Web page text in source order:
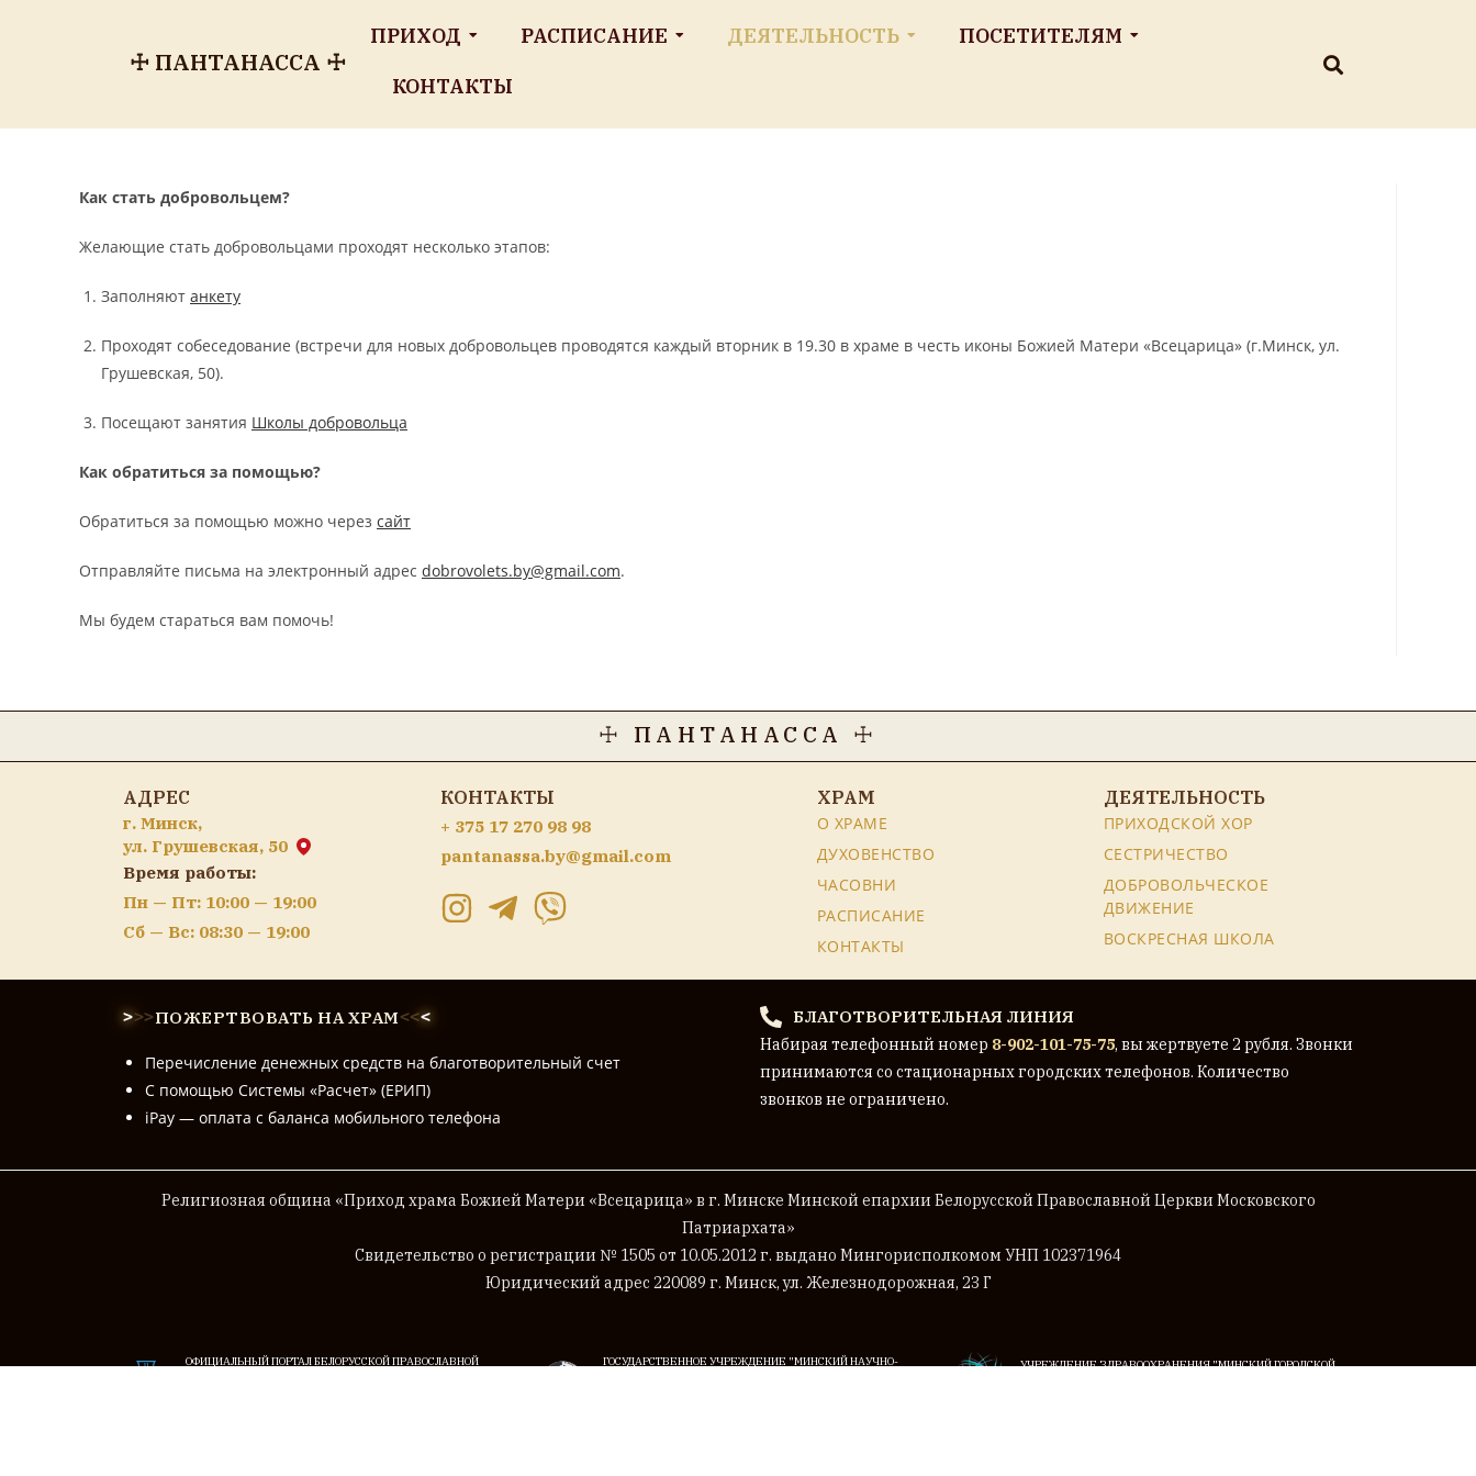
☩ ПАНТАНАССА ☩
ПРИХОД РАСПИСАНИЕ ДЕЯТЕЛЬНОСТЬ
ПОСЕТИТЕЛЯМ
КОНТАКТЫ
Как стать добровольцем?
Желающие стать добровольцами проходят несколько этапов:
Заполняют анкету
Проходят собеседование (встречи для новых добровольцев проводятся каждый вторник в 19.30 в храме в честь иконы Божией Матери «Всецарица» (г.Минск, ул.
Грушевская, 50).
Посещают занятия Школы добровольца
Как обратиться за помощью?
Обратиться за помощью можно через сайт
Отправляйте письма на электронный адрес dobrovolets.by@gmail.com.
Мы будем стараться вам помочь!
☩ ПАНТАНАССА ☩
АДРЕС
г. Минск,
ул. Грушевская, 50
Время работы:
Пн — Пт: 10:00 — 19:00
Сб — Вс: 08:30 — 19:00
КОНТАКТЫ
+ 375 17 270 98 98
pantanassa.by@gmail.com
ХРАМ
О ХРАМЕ
ДУХОВЕНСТВО
ЧАСОВНИ
РАСПИСАНИЕ
КОНТАКТЫ
ДЕЯТЕЛЬНОСТЬ
ПРИХОДСКОЙ ХОР
СЕСТРИЧЕСТВО
ДОБРОВОЛЬЧЕСКОЕ
ДВИЖЕНИЕ
ВОСКРЕСНАЯ ШКОЛА
>>>ПОЖЕРТВОВАТЬ НА ХРАМ<<<
Перечисление денежных средств на благотворительный счет
С помощью Системы «Расчет» (ЕРИП)
iPay — оплата с баланса мобильного телефона
БЛАГОТВОРИТЕЛЬНАЯ ЛИНИЯ
Набирая телефонный номер 8-902-101-75-75, вы жертвуете 2 рубля. Звонки
принимаются со стационарных городских телефонов. Количество
звонков не ограничено.
Религиозная община «Приход храма Божией Матери «Всецарица» в г. Минске Минской епархии Белорусской Православной Церкви Московского
Патриархата»
Cвидетельство о регистрации № 1505 от 10.05.2012 г. выдано Мингорисполкомом УНП 102371964
Юридический адрес 220089 г. Минск, ул. Железнодорожная, 23 Г
ОФИЦИАЛЬНЫЙ ПОРТАЛ БЕЛОРУССКОЙ ПРАВОСЛАВНОЙ
ГОСУДАРСТВЕННОЕ УЧРЕЖДЕНИЕ "МИНСКИЙ НАУЧНО-
УЧРЕЖДЕНИЕ ЗДРАВООХРАНЕНИЯ "МИНСКИЙ ГОРОДСКОЙ